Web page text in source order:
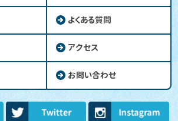
よくある質問
アクセス
お問い合わせ